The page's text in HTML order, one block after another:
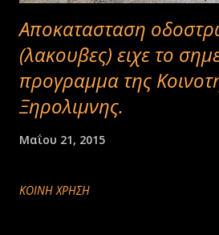
Αποκατασταση
(λακουβες) ειχε το
προγραμμα της
Ξηρολιμνης.
Μαΐου 21, 2015
ΚΟΙΝΉ ΧΡΉΣΗ